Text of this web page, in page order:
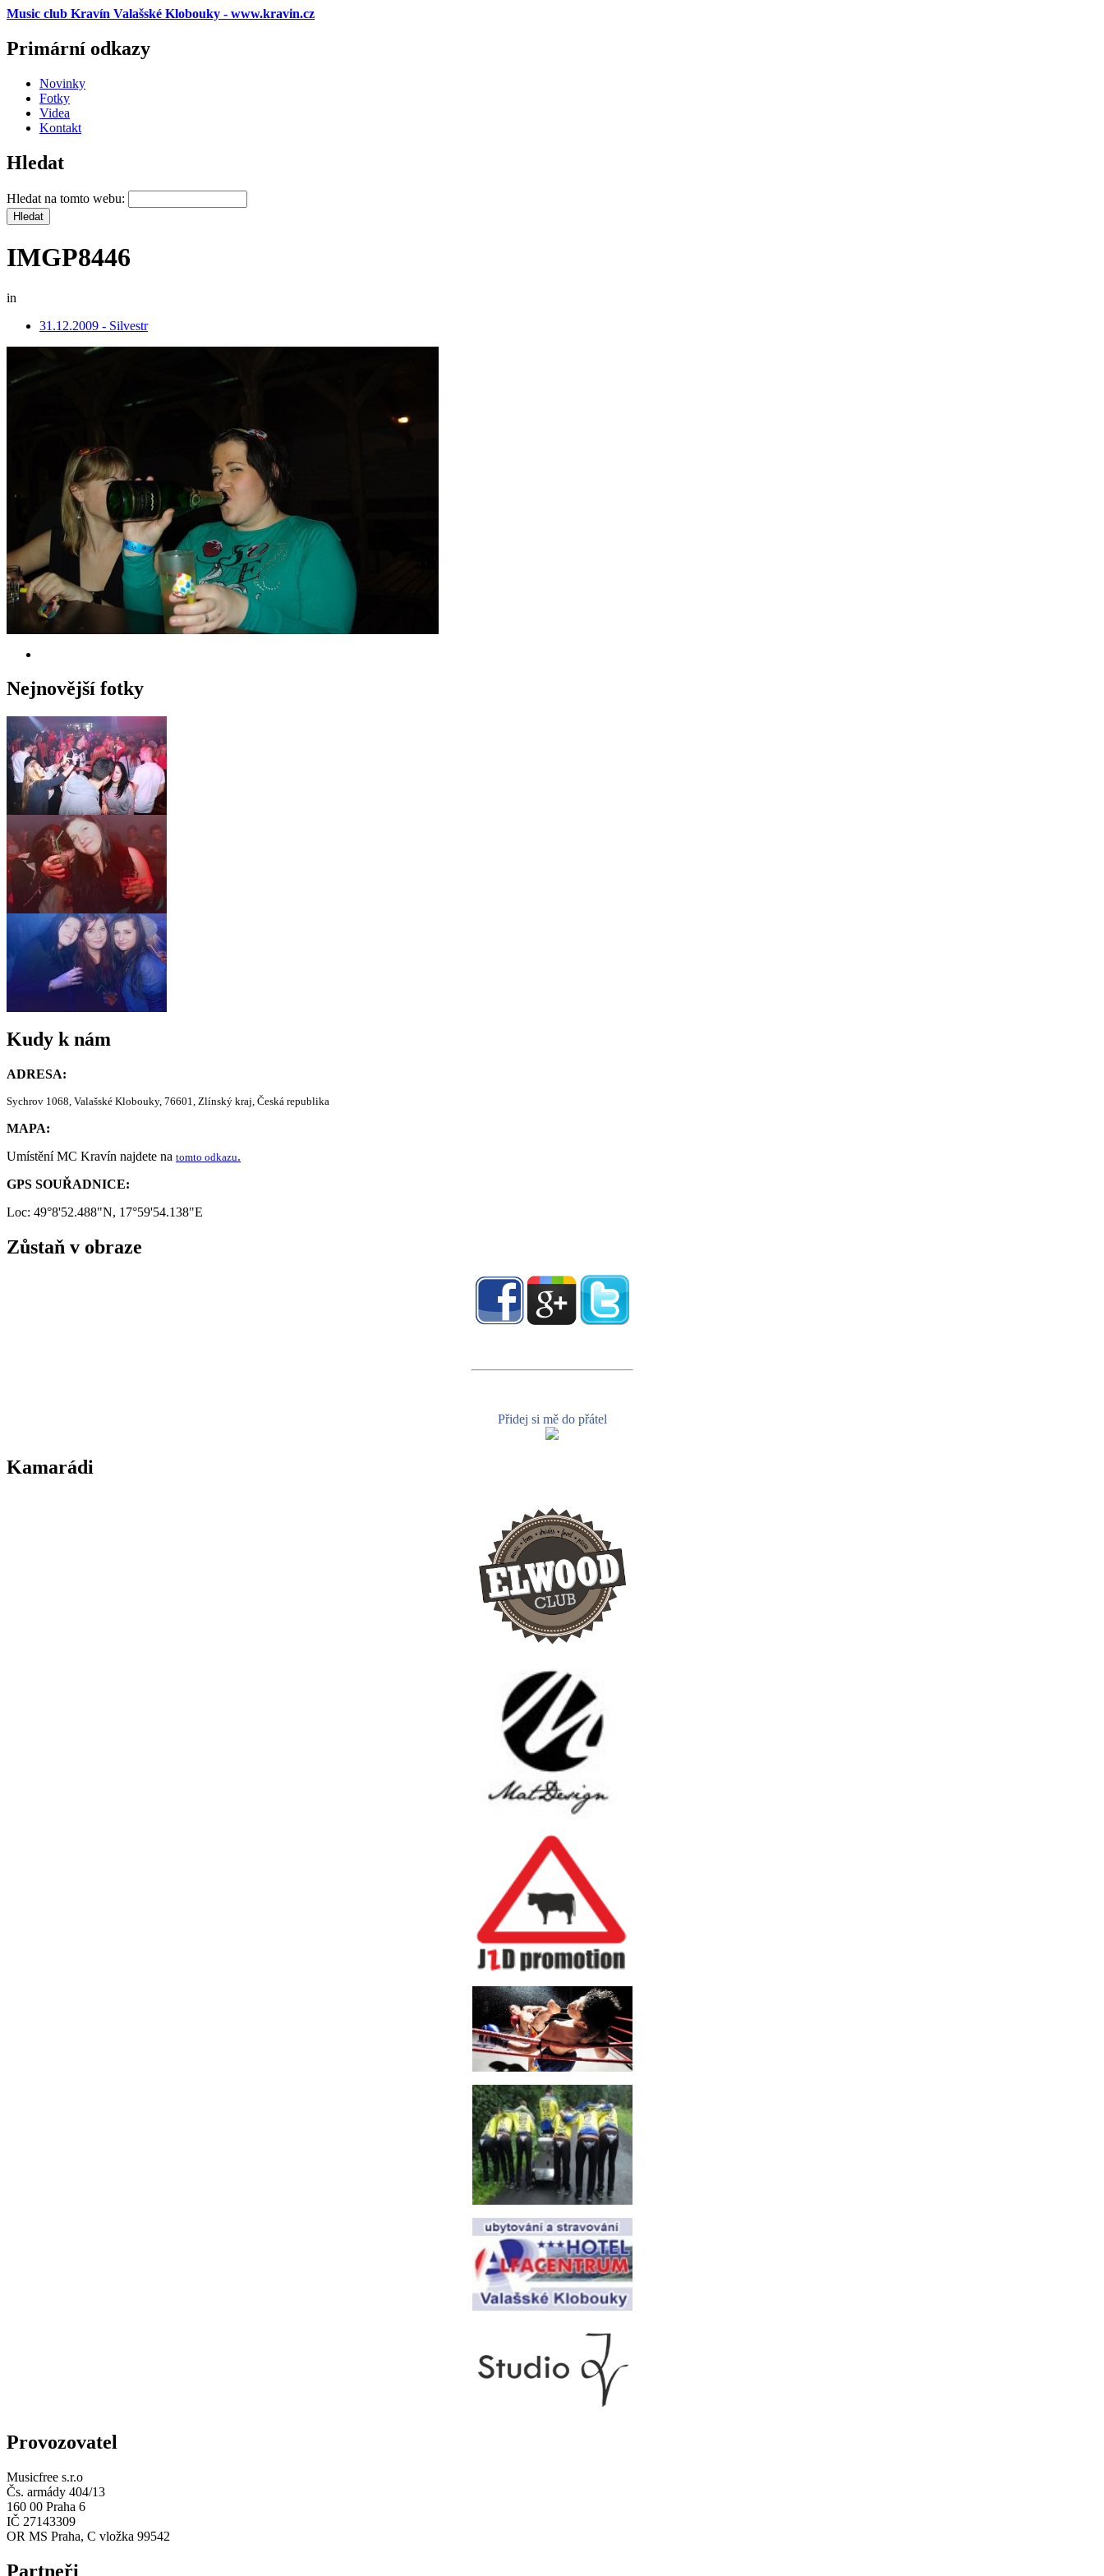
Music club Kravín Valašské Klobouky - www.kravin.cz
Primární odkazy
Novinky
Fotky
Videa
Kontakt
Hledat
Hledat na tomto webu:
IMGP8446
in
31.12.2009 - Silvestr
Nejnovější fotky
Kudy k nám
ADRESA:
Sychrov 1068, Valašské Klobouky, 76601, Zlínský kraj, Česká republika
MAPA:
Umístění MC Kravín najdete na tomto odkazu.
GPS SOUŘADNICE:
Loc: 49°8'52.488"N, 17°59'54.138"E
Zůstaň v obraze
Přidej si mě do přátel
Kamarádi
Provozovatel
Musicfree s.r.o
Čs. armády 404/13
160 00 Praha 6
IČ 27143309
OR MS Praha, C vložka 99542
Partneři